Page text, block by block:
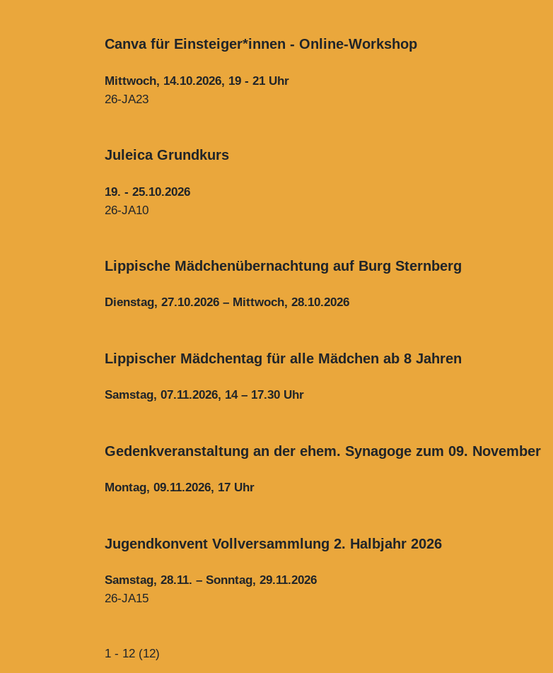
Canva für Einsteiger*innen - Online-Workshop
Mittwoch, 14.10.2026, 19 - 21 Uhr
26-JA23
Juleica Grundkurs
19. - 25.10.2026
26-JA10
Lippische Mädchenübernachtung auf Burg Sternberg
Dienstag, 27.10.2026 – Mittwoch, 28.10.2026
Lippischer Mädchentag für alle Mädchen ab 8 Jahren
Samstag, 07.11.2026, 14 – 17.30 Uhr
Gedenkveranstaltung an der ehem. Synagoge zum 09. November
Montag, 09.11.2026, 17 Uhr
Jugendkonvent Vollversammlung 2. Halbjahr 2026
Samstag, 28.11. – Sonntag, 29.11.2026
26-JA15
1 - 12 (12)